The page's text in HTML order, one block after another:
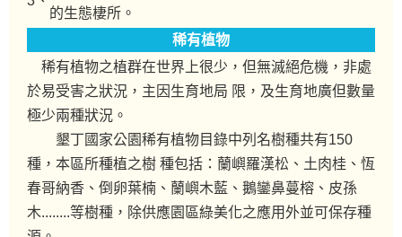
的生態棲所。
稀有植物
稀有植物之植群在世界上很少，但無滅絕危機，非處
於易受害之狀況，主因生育地局 限，及生育地廣但數量
極少兩種狀況。
墾丁國家公園稀有植物目錄中列名樹種共有150
種，本區所種植之樹 種包括：蘭嶼羅漢松、土肉桂、恆
春哥納香、倒卵葉楠、蘭嶼木藍、鵝鑾鼻蔓榕、皮孫
木........等樹種，除供應園區綠美化之應用外並可保存種